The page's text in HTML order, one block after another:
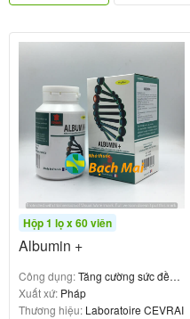
Hộp 1 lọ x 60 viên
Albumin +
Công dụng:Tăng cường sức đề
kháng
Xuất xứ: Pháp
Thương hiệu: Laboratoire CEVRAI